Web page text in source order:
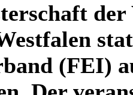
(FEI)